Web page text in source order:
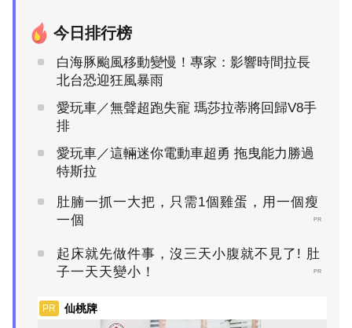
今日排行榜
白海豚颱風移動變慢！專家：影響時間拉長
北台恐迎狂風暴雨
愛玩車／無聲超跑失寵 瑪莎拉蒂將回歸V8手
排
愛玩車／這輛迷你電動車超勇 拖曳能力勝過
特斯拉
肚腩一抓一大把，只需1個雞蛋，用一個瘦
一個
PR
起床就先做件事，沒三天小腹就不見了! 肚
子一天天變小！
PR
PR 仙桃牌